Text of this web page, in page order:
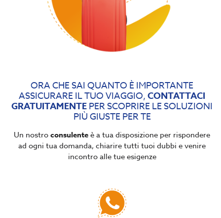
ORA CHE SAI QUANTO È IMPORTANTE
ASSICURARE IL TUO VIAGGIO,CONTATTACI
GRATUITAMENTEPER SCOPRIRE LE SOLUZIONI
PIÙ GIUSTE PER TE
Un nostroconsulenteè a tua disposizione per rispondere
ad ogni tua domanda, chiarire tutti tuoi dubbi e venire
incontro alle tue esigenze